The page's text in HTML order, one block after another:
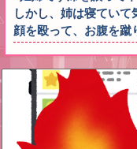
しかし、姉は寝てい
顔を殴って、お腹を